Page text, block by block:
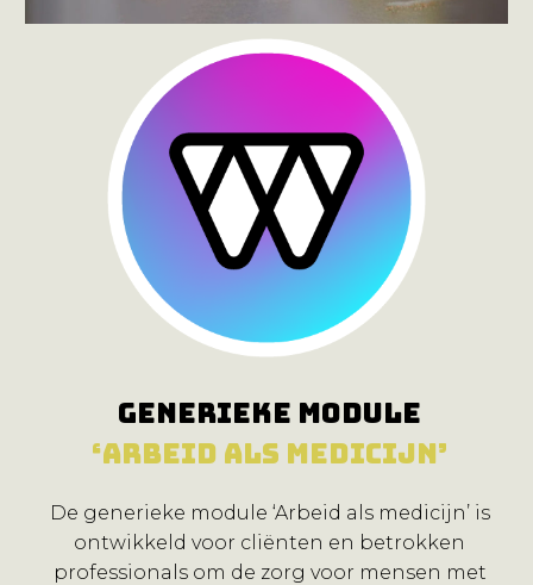
Generieke module
‘Arbeid als medicijn’
De generieke module ‘Arbeid als medicijn’ is
ontwikkeld voor cliënten en betrokken
professionals om de zorg voor mensen met